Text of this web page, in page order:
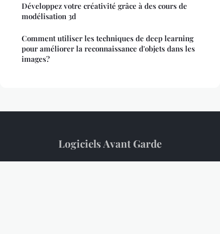
Développez votre créativité grâce à des cours de
modélisation 3d
Comment utiliser les techniques de deep learning
pour améliorer la reconnaissance d'objets dans les
images?
Logiciels Avant Garde